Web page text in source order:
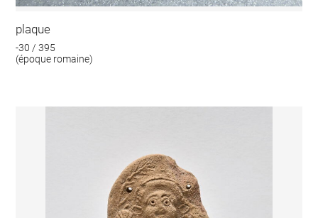
plaque
-30 / 395
(époque romaine)